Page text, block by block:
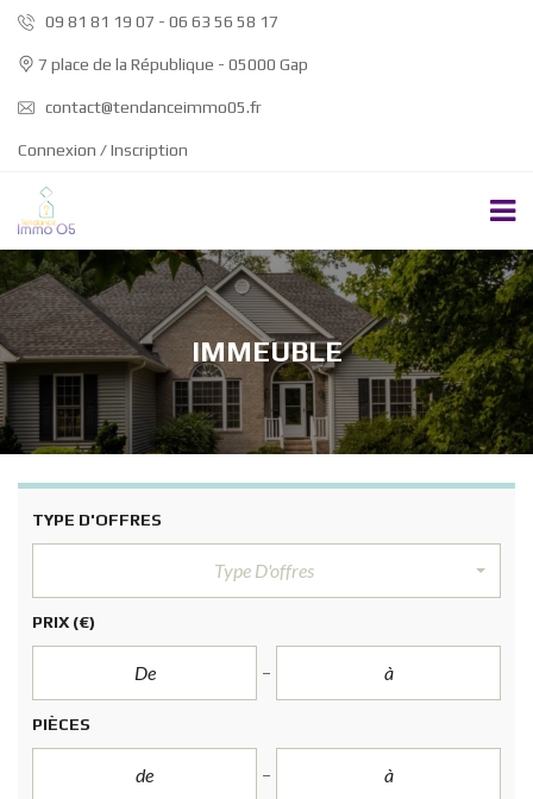
09 81 81 19 07 - 06 63 56 58 17
7 place de la République - 05000 Gap
contact@tendanceimmo05.fr
Connexion / Inscription
IMMEUBLE
TYPE D'OFFRES
Type D'offres
PRIX (€)
PIÈCES